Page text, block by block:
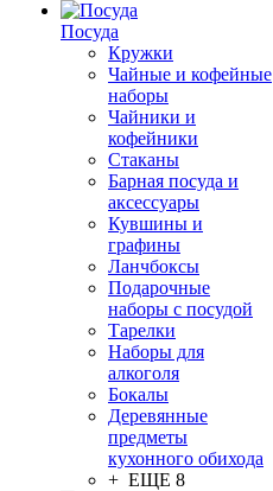
Посуда
Кружки
Чайные и кофейные
наборы
Чайники и
кофейники
Стаканы
Барная посуда и
аксессуары
Кувшины и
графины
Ланчбоксы
Подарочные
наборы с посудой
Тарелки
Наборы для
алкоголя
Бокалы
Деревянные
предметы
кухонного обихода
+ ЕЩЕ 8